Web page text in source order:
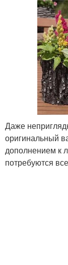
Даже
оригинальный
дополнением к
потребуются